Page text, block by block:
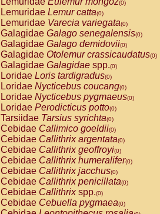
(0)
AtelidaeAlouatta seniculus
AtelidaeAlouattaspp.(0)
AtelidaeAteles belzebuth(0)
AtelidaeAteles geoffroyi(0)
AtelidaeAteles paniscus(0)
AtelidaeAtelesspp.(0)
Atelidae Lagothrix lagothricha
AtelidaeLagothrix lagothricha cana
PitheciidaeCacajao calvus
PitheciidaeCallicebus cupreus
PitheciidaeCallicebus donacophilus
PitheciidaeCallicebus moloch
PitheciidaeCallicebus torquatus
PitheciidaeCallicebusspp.(0)
PitheciidaeChiropotes satanas(0)
PitheciidaePithecia monachus
PitheciidaePithecia pithecia(0)
CercopithecidaeCercocebus agilis
CercopithecidaeCercocebus
CercopithecidaeCercocebus
(0)
Lemuridae Lemur catta(0)
Lemuridae Varecia variegata(0)
Galagidae Galago senegalensis(0)
Galagidae Galago demidovii(0)
Galagidae Otolemur crassicaudatus(0)
Galagidae Galagidae spp.(0)
Loridae Loris tardigradus(0)
Loridae Nycticebus coucang(0)
Loridae Nycticebus pygmaeus(0)
Loridae Perodicticus potto(0)
Tarsiidae Tarsius syrichta(0)
Cebidae Callimico goeldii(0)
Cebidae Callithrix argentata(0)
Cebidae Callithrix geoffroyi(0)
Cebidae Callithrix humeralifer(0)
Cebidae Callithrix jacchus(0)
Cebidae Callithrix penicillata(0)
Cebidae Callithrixspp.(0)
Cebidae Cebuella pygmaea(0)